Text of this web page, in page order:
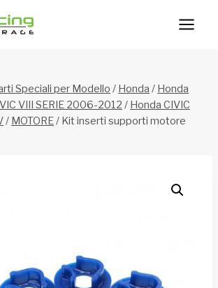
Speciali per Modello / Honda / Honda
VIII SERIE 2006-2012 / Honda CIVIC
/ MOTORE/ Kit inserti supporti motore